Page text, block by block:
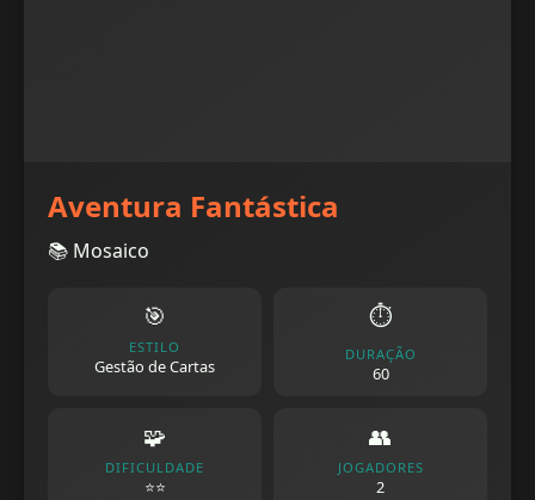
Aventura Fantástica
📚 Mosaico
🎯
ESTILO
Gestão de Cartas
⏱️
DURAÇÃO
60
🧩
DIFICULDADE
⭐⭐
👥
JOGADORES
2